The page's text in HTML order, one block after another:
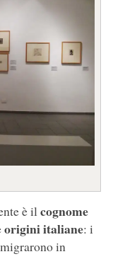
è ilcognome
origini italiane: i
in